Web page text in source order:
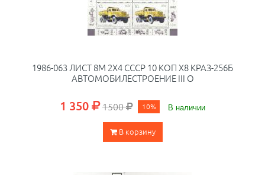
1986-063 ЛИСТ 8М 2Х4 СССР 10 КОП X8 КРАЗ-256Б
АВТОМОБИЛЕСТРОЕНИЕ III O
1 350 1500 10% В наличии
В корзину